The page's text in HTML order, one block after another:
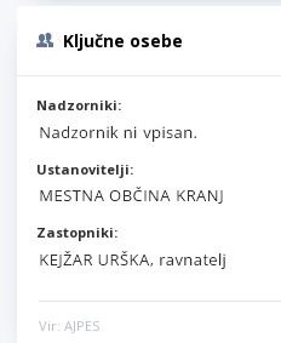
Ključne osebe
Nadzorniki:
Ustanovitelji:
Zastopniki:
Vir: AJPES